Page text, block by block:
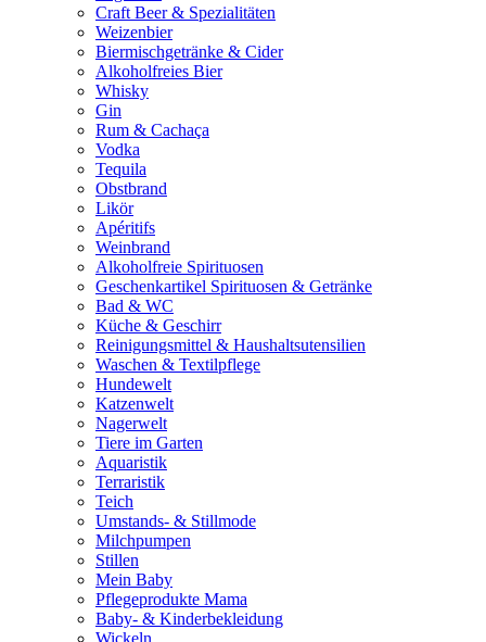
Craft Beer & Spezialitäten
Weizenbier
Biermischgetränke & Cider
Alkoholfreies Bier
Whisky
Gin
Rum & Cachaça
Vodka
Tequila
Obstbrand
Likör
Apéritifs
Weinbrand
Alkoholfreie Spirituosen
Geschenkartikel Spirituosen & Getränke
Bad & WC
Küche & Geschirr
Reinigungsmittel & Haushaltsutensilien
Waschen & Textilpflege
Hundewelt
Katzenwelt
Nagerwelt
Tiere im Garten
Aquaristik
Terraristik
Teich
Umstands- & Stillmode
Milchpumpen
Stillen
Mein Baby
Pflegeprodukte Mama
Baby- & Kinderbekleidung
Wickeln